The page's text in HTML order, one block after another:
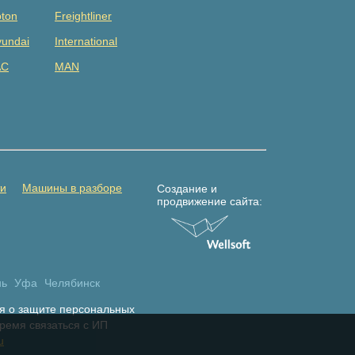
Freightliner
International
MAN
Машины в разборе
Уфа Челябинск
Создание и
продвижение сайта:
о защите персональных
связаться с ИП